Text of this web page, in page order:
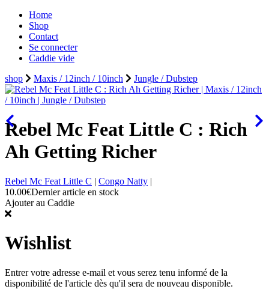
Home
Shop
Contact
Se connecter
Caddie vide
shop
Maxis / 12inch / 10inch Jungle / Dubstep
Rebel Mc Feat Little C : Rich
Ah Getting Richer
Rebel Mc Feat Little C | Congo Natty |
10.00€Dernier article en stock
Ajouter au Caddie
Wishlist
Entrer votre adresse e-mail et vous serez tenu informé de la
disponibilité de l'article dès qu'il sera de nouveau disponible.